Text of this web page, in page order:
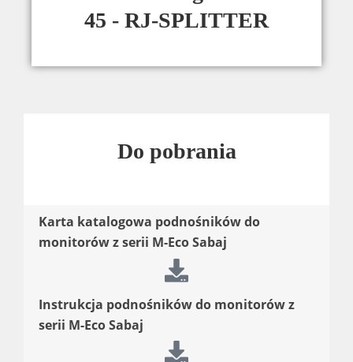
45 - RJ-SPLITTER
Do pobrania
Karta katalogowa podnośników do
monitorów z serii M-Eco Sabaj
Instrukcja podnośników do monitorów z
serii M-Eco Sabaj